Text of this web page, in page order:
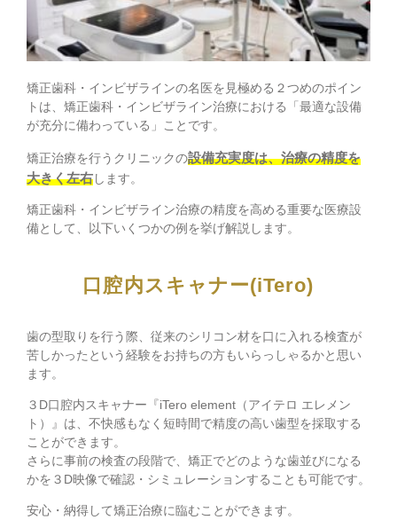
矯正歯科・インビザラインの名医を見極める２つめのポイン
トは、矯正歯科・インビザライン治療における「最適な設備
が充分に備わっている」ことです。
矯正治療を行うクリニックの設備充実度は、治療の精度を
大きく左右します。
矯正歯科・インビザライン治療の精度を高める重要な医療設
備として、以下いくつかの例を挙げ解説します。
口腔内スキャナー(iTero)
歯の型取りを行う際、従来のシリコン材を口に入れる検査が
苦しかったという経験をお持ちの方もいらっしゃるかと思い
ます。
３D口腔内スキャナー『iTero element（アイテロ エレメン
ト）』は、不快感もなく短時間で精度の高い歯型を採取する
ことができます。
さらに事前の検査の段階で、矯正でどのような歯並びになる
かを３D映像で確認・シミュレーションすることも可能です。
安心・納得して矯正治療に臨むことができます。